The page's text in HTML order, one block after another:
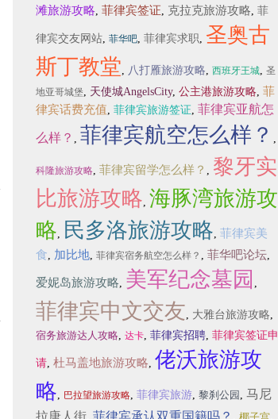
滩旅游攻略, 菲律宾签证, 克拉克旅游攻略, 菲
律宾交友网站, 菲华吧, 菲律宾求职, 圣奥古
斯丁教堂, 八打雁旅游攻略, 西班牙王城, 圣
地亚哥城堡, 天使城AngelsCity, 公主港旅游攻略, 菲
律宾话费充值, 菲律宾旅游签证, 菲律宾亚航怎
么样？ , 菲律宾航空怎么样？ ,
科隆旅游攻略, 菲律宾留学怎么样？ , 黎牙实
比旅游攻略, 海豚湾旅游攻
略, 民多洛旅游攻略, 菲律宾美
食, 加比地, 菲律宾宿务航空怎么样？ , 菲华吧论坛,
爱妮岛旅游攻略, 美军纪念墓园 ,
菲律宾中文交友, 大雅台旅游攻略,
宿务旅游达人攻略, 达卡, 菲律宾招聘, 菲律宾签证申
请, 杜马盖地旅游攻略, 佬沃旅游攻
略, 巴拉望旅游攻略, 菲律宾旅游, 黎刹公园 , 马尼
拉唐人街 菲律宾承认双重国籍吗？